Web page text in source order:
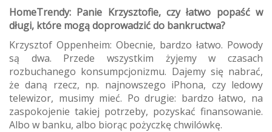
HomeTrendy: Panie Krzysztofie, czy łatwo popaść w
długi, które mogą doprowadzić do bankructwa?
Krzysztof Oppenheim: Obecnie, bardzo łatwo. Powody
są dwa. Przede wszystkim żyjemy w czasach
rozbuchanego konsumpcjonizmu. Dajemy się nabrać,
że daną rzecz, np. najnowszego iPhona, czy ledowy
telewizor, musimy mieć. Po drugie: bardzo łatwo, na
zaspokojenie takiej potrzeby, pozyskać finansowanie.
Albo w banku, albo biorąc pożyczkę chwilówkę.